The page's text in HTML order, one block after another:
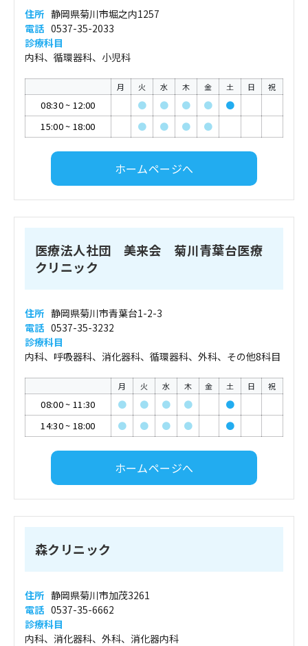
住所 静岡県菊川市堀之内1257
電話 0537-35-2033
診療科目
内科、循環器科、小児科
月 火 水 木 金 土 日 祝
08:30~ 12:00 ● ● ● ●
●
15:00~ 18:00 ● ● ● ●
ホームページへ
医療法人社団 美来会 菊川青葉台医療
クリニック
住所 静岡県菊川市青葉台1-2-3
電話 0537-35-3232
診療科目
内科、呼吸器科、消化器科、循環器科、外科、その他8科目
月 火 水 木 金 土 日 祝
08:00~ 11:30 ● ● ● ●
●
14:30~ 18:00 ● ● ● ● ●
ホームページへ
森クリニック
住所 静岡県菊川市加茂3261
電話 0537-35-6662
診療科目
内科、消化器科、外科、消化器内科